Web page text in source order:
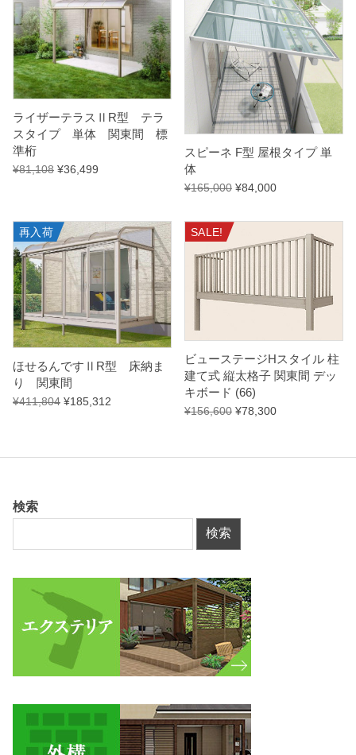
ライザーテラスⅡR型 テラ
スタイプ 単体 関東間 標
準桁
¥81,108 ¥36,499
スピーネ F型 屋根タイプ 単
体
¥165,000 ¥84,000
再入荷
ほせるんですⅡR型 床納ま
り 関東間
¥411,804 ¥185,312
SALE!
ビューステージHスタイル 柱
建て式 縦太格子 関東間 デッ
キボード (66)
¥156,600 ¥78,300
検索
検索